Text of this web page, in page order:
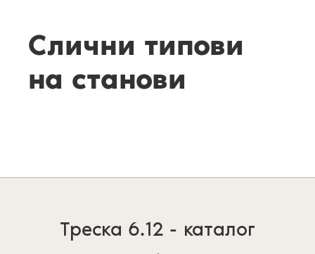
Слични типови
на станови
Треска 6.12 - каталог